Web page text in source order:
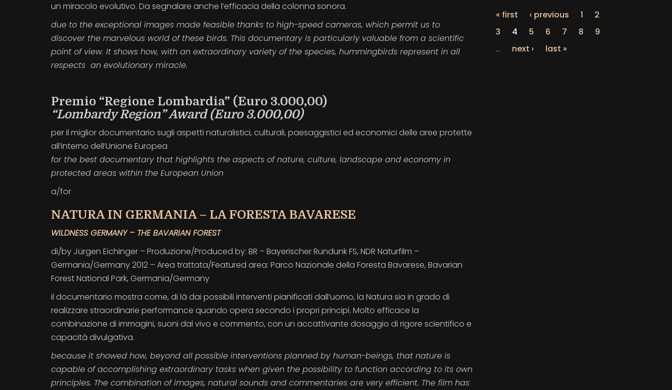
un miracolo evolutivo. Da segnalare anche l’efficacia della colonna sonora.
due to the exceptional images made feasible thanks to high-speed cameras, which permit us to
discover the marvelous world of these birds. This documentary is particularly valuable from a scientific
point of view. It shows how, with an extraordinary variety of the species, hummingbirds represent in all
respects an evolutionary miracle.
Premio “Regione Lombardia” (Euro 3.000,00)
“Lombardy Region” Award (Euro 3.000,00)
per il miglior documentario sugli aspetti naturalistici, culturali, paesaggistici ed economici delle aree protette
all’interno dell’Unione Europea
for the best documentary that highlights the aspects of nature, culture, landscape and economy in
protected areas within the European Union
a/for
NATURA IN GERMANIA – LA FORESTA BAVARESE
WILDNESS GERMANY – THE BAVARIAN FOREST
di/by Jürgen Eichinger – Produzione/Produced by: BR – Bayerischer Rundunk FS, NDR Naturfilm –
Germania/Germany 2012 – Area trattata/Featured area: Parco Nazionale della Foresta Bavarese, Bavarian
Forest National Park, Germania/Germany
il documentario mostra come, di là dai possibili interventi pianificati dall’uomo, la Natura sia in grado di
realizzare straordinarie performance quando opera secondo i propri principi. Molto efficace la
combinazione di immagini, suoni dal vivo e commento, con un accattivante dosaggio di rigore scientifico e
capacità divulgativa.
because it showed how, beyond all possible interventions planned by human-beings, that nature is
capable of accomplishing extraordinary tasks when given the possibility to function according to its own
principles. The combination of images, natural sounds and commentaries are very efficient. The film has
« first ‹ previous 1
2
3
4 5 6 7 8
9
…
next › last »